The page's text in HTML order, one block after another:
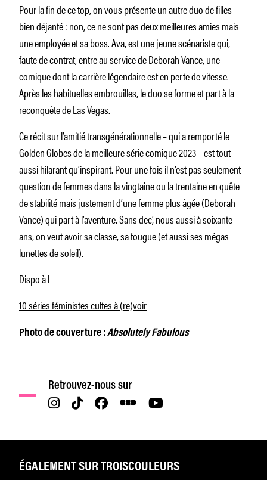
Pour la fin de ce top, on vous présente un autre duo de filles
bien déjanté : non, ce ne sont pas deux meilleures amies mais
une employée et sa boss. Ava, est une jeune scénariste qui,
faute de contrat, entre au service de Deborah Vance, une
comique dont la carrière légendaire est en perte de vitesse.
Après les habituelles embrouilles, le duo se forme et part à la
reconquête de Las Vegas.
Ce récit sur l’amitié transgénérationnelle – qui a remporté le
Golden Globes de la meilleure série comique 2023 – est tout
aussi hilarant qu’inspirant. Pour une fois il n’est pas seulement
question de femmes dans la vingtaine ou la trentaine en quête
de stabilité mais justement d’une femme plus âgée (Deborah
Vance) qui part à l’aventure. Sans dec’, nous aussi à soixante
ans, on veut avoir sa classe, sa fougue (et aussi ses mégas
lunettes de soleil).
Dispo à l
10 séries féministes cultes à (re)voir
Photo de couverture :Absolutely Fabulous
Retrouvez-nous sur
ÉGALEMENT SUR TROISCOULEURS